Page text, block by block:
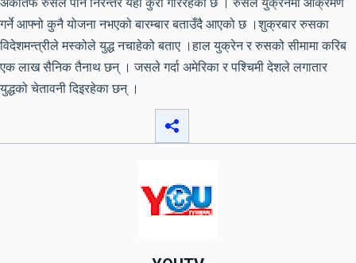
गर्ने आफ्नो कुनै योजना नभएको बारम्बार बताउँदै आएको छ ।शुक्रबार रुसका
विदेशमन्त्रीले मस्कोले युद्ध नचाहेको बताए ।हाल युक्रेन र रुसको सीमामा करिब
एक लाख सैनिक तैनाथ छन् । जसले गर्दा अमेरिका र पश्चिमी देशले लगातार
युद्धको चेतावनी दिइरहेका छन् ।